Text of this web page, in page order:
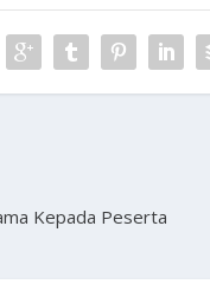
Kepada Peserta